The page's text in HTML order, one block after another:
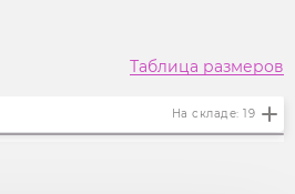
Таблица размеров
На складе: 19